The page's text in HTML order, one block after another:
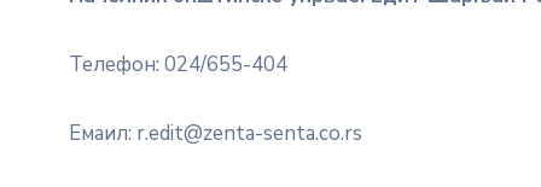
Телефон: 024/655-404
Емаил: r.edit@zenta-senta.co.rs